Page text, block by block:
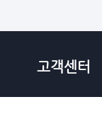
고객센터